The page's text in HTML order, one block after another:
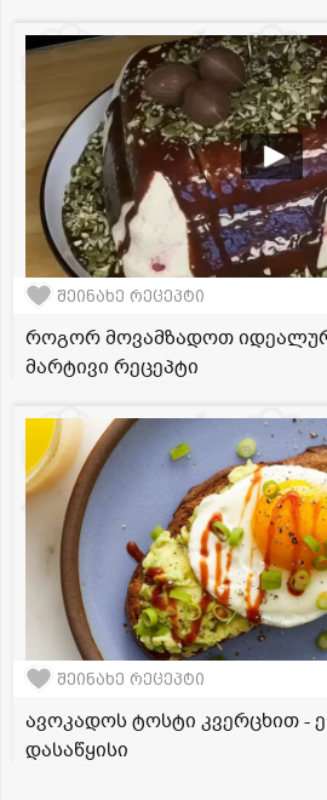
შეინახე რეცეპტი
როგორ მოვამზადოთ
მარტივი რეცეპტი
შეინახე რეცეპტი
ავოკადოს ტოსტი კვერცხით -
დასაწყისი